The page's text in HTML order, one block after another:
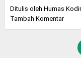
Ditulis oleh Humas
Tambah Komentar